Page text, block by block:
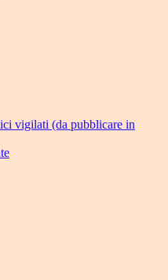
vigilati (da pubblicare in